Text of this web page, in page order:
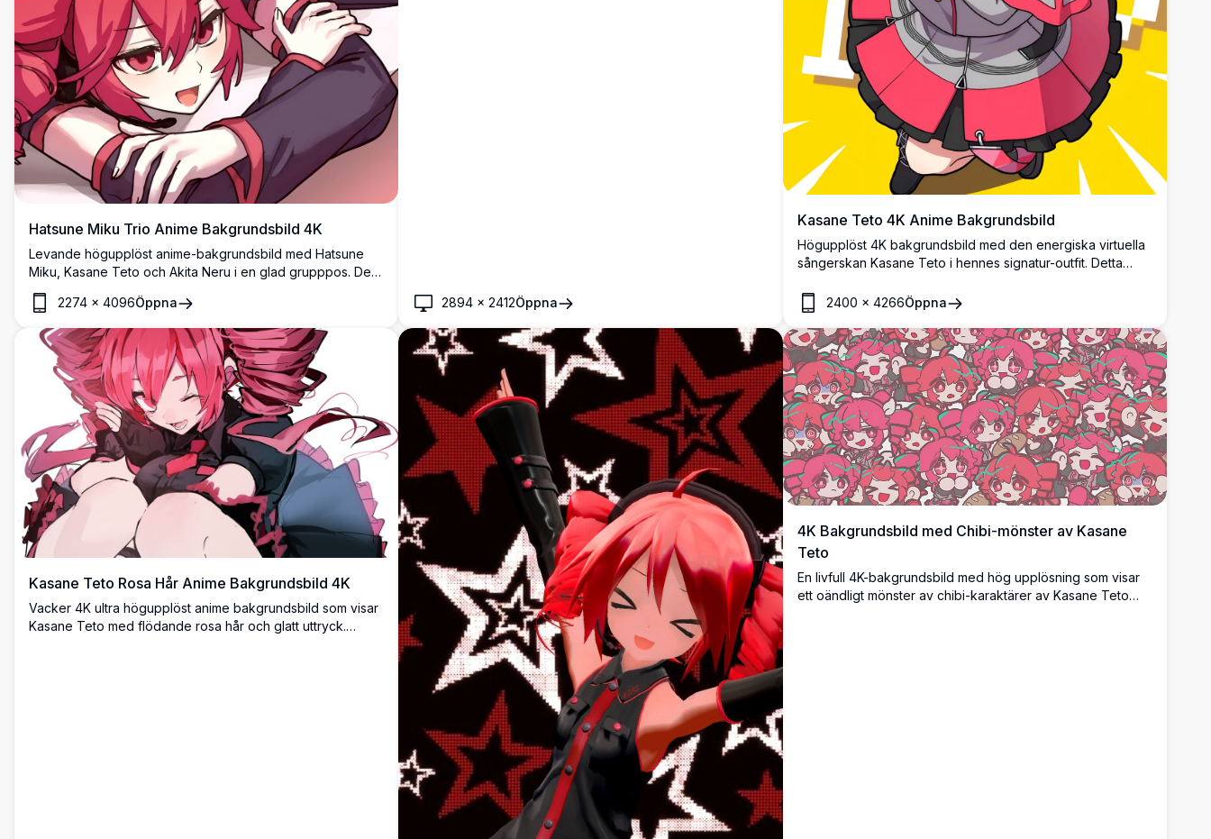
Hatsune Miku Trio Anime Bakgrundsbild 4K
Levande högupplöst anime-bakgrundsbild med Hatsune
Miku, Kasane Teto och Akita Neru i en glad grupppos. Det
färgglada konstverket visar de ikoniska Vocaloid-
karaktärerna med deras karakteristiska blå, blonda och
rosa hår, perfekt för anime-entusiaster och fans av
japanska virtuella sångare.
2274 × 4096Öppna 2894 ×2412Öppna
Kasane Teto 4K Anime Bakgrundsbild
Högupplöst 4K bakgrundsbild med den energiska virtuella
sångerskan Kasane Teto i hennes signatur-outfit. Detta
detaljerad karaktärsdesign mot en ljusgul bakgrund,
perfekt för anime-entusiaster.
2400 × 4266Öppna
Kasane Teto Rosa Hår Anime Bakgrundsbild 4K
Vacker 4K ultra högupplöst anime bakgrundsbild som visar
Kasane Teto med flödande rosa hår och glatt uttryck.
4K Bakgrundsbild med Chibi-mönster av Kasane
Teto
En livfull 4K-bakgrundsbild med hög upplösning som visar
ett oändligt mönster av chibi-karaktärer av Kasane Teto